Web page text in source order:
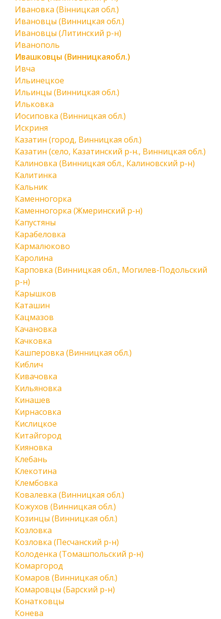
Ивановка (Вінницкая обл.)
Ивановцы (Винницкая обл.)
Ивановцы (Литинский р-н)
Иванополь
Ивашковцы (Винницкаяобл.)
Ивча
Ильинецкое
Ильинцы (Винницкая обл.)
Ильковка
Иосиповка (Винницкая обл.)
Искриня
Казатин (город, Винницкая обл.)
Казатин (село, Казатинский р-н., Винницкая обл.)
Калиновка (Винницкая обл., Калиновский р-н)
Калитинка
Кальник
Каменногорка
Каменногорка (Жмеринский р-н)
Капустяны
Карабеловка
Кармалюково
Каролина
Карповка (Винницкая обл., Могилев-Подольский
р-н)
Карышков
Каташин
Кацмазов
Качановка
Качковка
Кашперовка (Винницкая обл.)
Киблич
Кивачовка
Кильяновка
Кинашев
Кирнасовка
Кислицкое
Китайгород
Кияновка
Клебань
Клекотина
Клембовка
Ковалевка (Винницкая обл.)
Кожухов (Винницкая обл.)
Козинцы (Винницкая обл.)
Козловка
Козловка (Песчанский р-н)
Колоденка (Томашпольский р-н)
Комаргород
Комаров (Винницкая обл.)
Комаровцы (Барский р-н)
Конатковцы
Конева